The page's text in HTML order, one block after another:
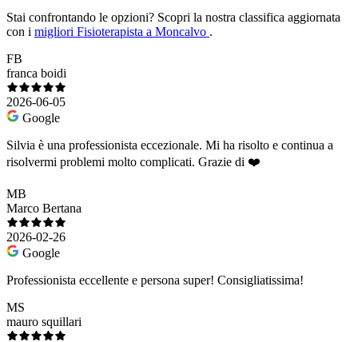
Stai confrontando le opzioni? Scopri la nostra classifica aggiornata
con i migliori Fisioterapista a Moncalvo .
FB
franca boidi
2026-06-05
Google
Silvia è una professionista eccezionale. Mi ha risolto e continua a
risolvermi problemi molto complicati. Grazie di ❤️
MB
Marco Bertana
2026-02-26
Google
Professionista eccellente e persona super! Consigliatissima!
MS
mauro squillari